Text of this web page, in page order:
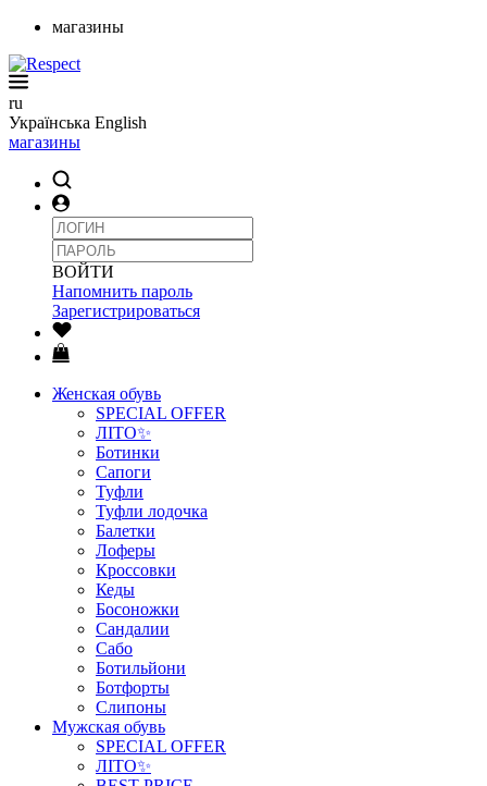
магазины
ru
Українська English
магазины
ВОЙТИ
Напомнить пароль
Зарегистрироваться
Женская обувь
SPECIAL OFFER
ЛІТО✨
Ботинки
Сапоги
Туфли
Туфли лодочка
Балетки
Лоферы
Кроссовки
Кеды
Босоножки
Сандалии
Сабо
Ботильйони
Ботфорты
Слипоны
Мужская обувь
SPECIAL OFFER
ЛІТО✨